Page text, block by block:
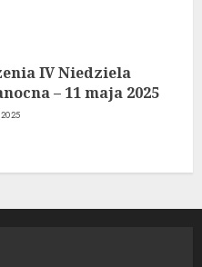
IV Niedziela
– 11 maja 2025